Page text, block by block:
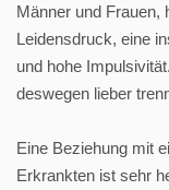
Männer und Frauen,
Leidensdruck, eine
und hohe
deswegen lieber
Eine Beziehung mit
Erkrankten ist sehr